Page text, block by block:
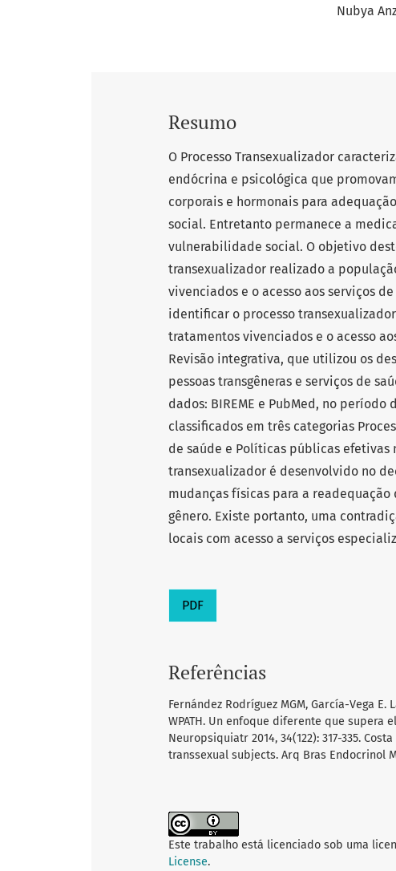
Nubya
Resumo
O Processo Transexualizador
endócrina e psicológica que
corporais e hormonais para
social. Entretanto permanece a
vulnerabilidade social. O objetivo
transexualizador realizado a
vivenciados e o acesso aos serviços
identificar o processo
tratamentos vivenciados e o acesso
Revisão integrativa, que utilizou os
pessoas transgêneras e serviços de
dados: BIREME e PubMed, no período
classificados em três categorias
de saúde e Políticas públicas efetivas
transexualizador é desenvolvido no
mudanças físicas para a
gênero. Existe portanto, uma
locais com acesso a serviços
PDF
Referências
Fernández Rodríguez MGM, García-Vega
WPATH. Un enfoque diferente que supera
Neuropsiquiatr 2014, 34(122): 317-335.
transsexual subjects. Arq Bras Endocrinol
Este trabalho está licenciado sob uma
License.